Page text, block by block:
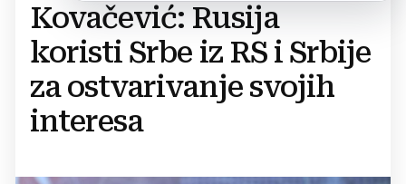
Kovačević: Rusija
koristi Srbe iz RS i Srbije
za ostvarivanje svojih
interesa